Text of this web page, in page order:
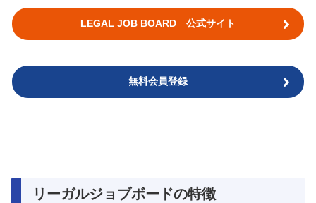
LEGAL JOB BOARD 公式サイト
無料会員登録
リーガルジョブボードの特徴